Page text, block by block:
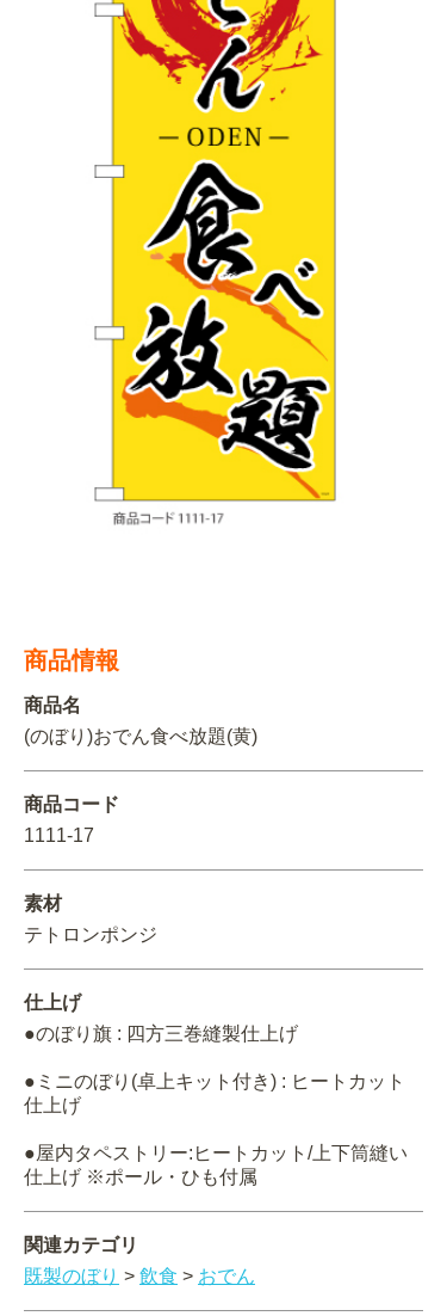
CATEGORY
住まい・暮らし
イベント・季節
カルチャー・教養
その他
OTHER ITEMS
関連アイテムを見る
既製デザイン商品注文方法
オリジナルオーダー注文方法
料金一覧
お届け納期と配送方法
初めての方へ トップ
お客様の声
よくある質問
オリジナルオーダー制作事例
商品情報
商品名
(のぼり)おでん食べ放題(黄)
商品コード
1111-17
素材
テトロンポンジ
仕上げ
●のぼり旗 : 四方三巻縫製仕上げ
●ミニのぼり(卓上キット付き) : ヒートカット
仕上げ
●屋内タペストリー:ヒートカット/上下筒縫い
仕上げ ※ポール・ひも付属
関連カテゴリ
既製のぼり > 飲食 > おでん